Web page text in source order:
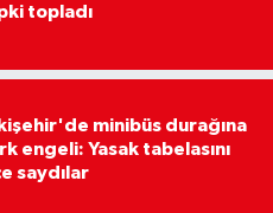
topladı
minibüs durağına
engeli: Yasak tabelasını
saydılar